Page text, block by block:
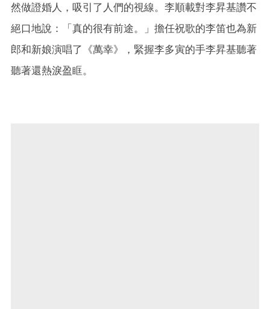
然做證婚人，吸引了人們的視線。李順載對李昇基讚不
絕口地說：「真的很有前途。」擔任祝歌的李笛也為新
郎和新娘演唱了《萬幸》，緊握李多寅的手李昇基聽著
聽著還熱淚盈眶。